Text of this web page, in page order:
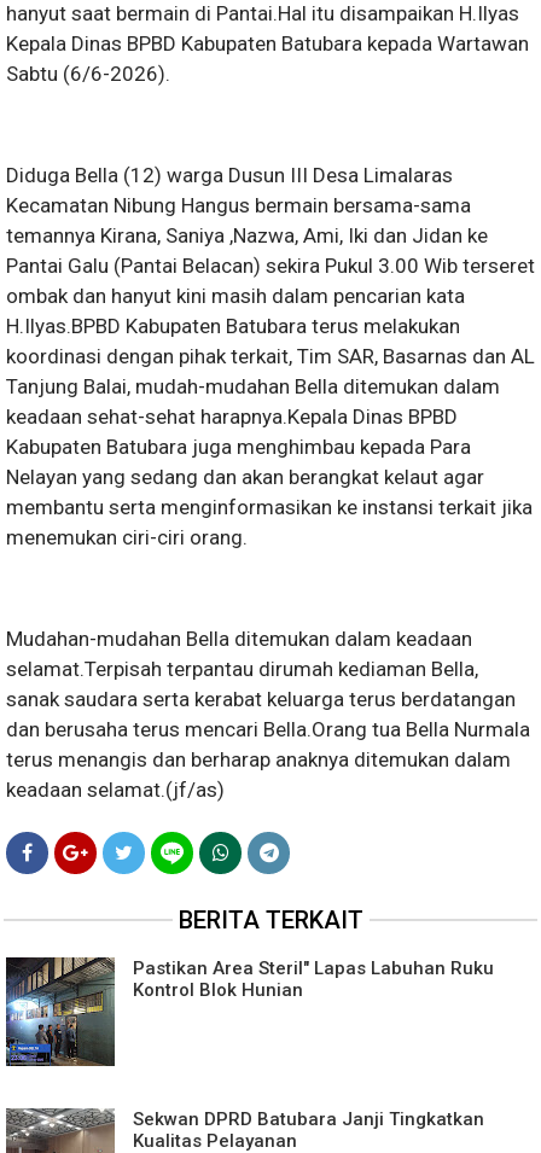
hanyut saat bermain di Pantai.Hal itu disampaikan H.Ilyas
Kepala Dinas BPBD Kabupaten Batubara kepada Wartawan
Sabtu (6/6-2026).
Diduga Bella (12) warga Dusun III Desa Limalaras
Kecamatan Nibung Hangus bermain bersama-sama
temannya Kirana, Saniya ,Nazwa, Ami, Iki dan Jidan ke
Pantai Galu (Pantai Belacan) sekira Pukul 3.00 Wib terseret
ombak dan hanyut kini masih dalam pencarian kata
H.Ilyas.BPBD Kabupaten Batubara terus melakukan
koordinasi dengan pihak terkait, Tim SAR, Basarnas dan AL
Tanjung Balai, mudah-mudahan Bella ditemukan dalam
keadaan sehat-sehat harapnya.Kepala Dinas BPBD
Kabupaten Batubara juga menghimbau kepada Para
Nelayan yang sedang dan akan berangkat kelaut agar
membantu serta menginformasikan ke instansi terkait jika
menemukan ciri-ciri orang.
Mudahan-mudahan Bella ditemukan dalam keadaan
selamat.Terpisah terpantau dirumah kediaman Bella,
sanak saudara serta kerabat keluarga terus berdatangan
dan berusaha terus mencari Bella.Orang tua Bella Nurmala
terus menangis dan berharap anaknya ditemukan dalam
keadaan selamat.(jf/as)
BERITA TERKAIT
Pastikan Area Steril" Lapas Labuhan Ruku
Kontrol Blok Hunian
Sekwan DPRD Batubara Janji Tingkatkan
Kualitas Pelayanan